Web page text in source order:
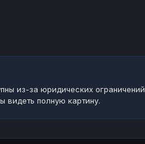
из-за юридических
видеть полную картину.